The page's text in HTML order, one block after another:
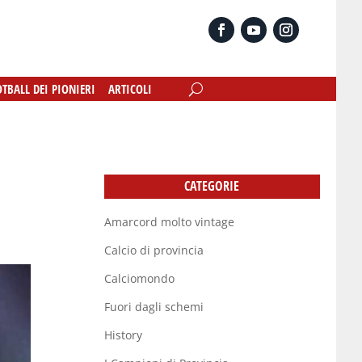
DEI PIONIERI ARTICOLI
DEI PIONIERI ARTICOLI
CATEGORIE
Amarcord molto vintage
Calcio di provincia
Calciomondo
Fuori dagli schemi
History